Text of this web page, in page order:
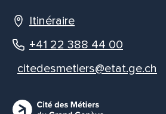
Itinéraire
+41 22 388 44 00
citedesmetiers@etat.ge.ch